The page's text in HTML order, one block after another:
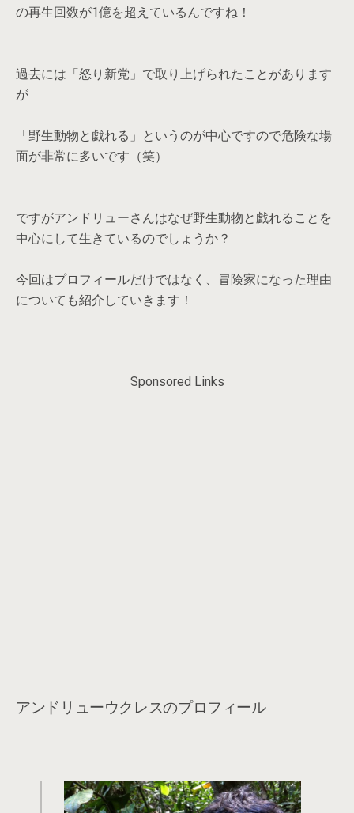
の再生回数が1億を超えているんですね！
過去には「怒り新党」で取り上げられたことがあります
が
「野生動物と戯れる」というのが中心ですので危険な場
面が非常に多いです（笑）
ですがアンドリューさんはなぜ野生動物と戯れることを
中心にして生きているのでしょうか？
今回はプロフィールだけではなく、冒険家になった理由
についても紹介していきます！
Sponsored Links
アンドリューウクレスのプロフィール